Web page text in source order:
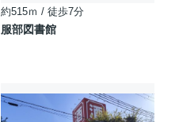
約515ｍ / 徒歩7分
服部図書館